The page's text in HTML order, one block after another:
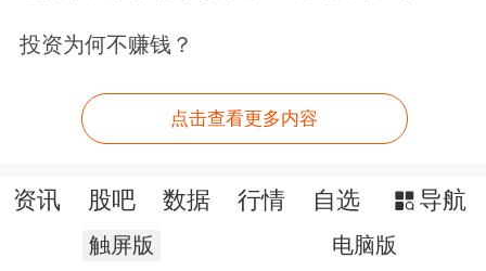
款；对*ST广道董事长、总经理金文明
给予警告，并处以1500万元罚款（其中
作为直接负责的主管人员罚款500万
元，作为控股股东、实际控制人罚款
1000万元）；并对*ST广道监事、独立
投资为何不赚钱？
点击查看更多内容
资讯 股吧 数据 行情 自选 导航
触屏版 电脑版